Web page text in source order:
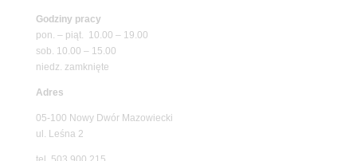
Godziny pracy
pon. – piąt. 10.00 – 19.00
sob. 10.00 – 15.00
niedz. zamknięte
Adres
05-100 Nowy Dwór Mazowiecki
ul. Leśna 2